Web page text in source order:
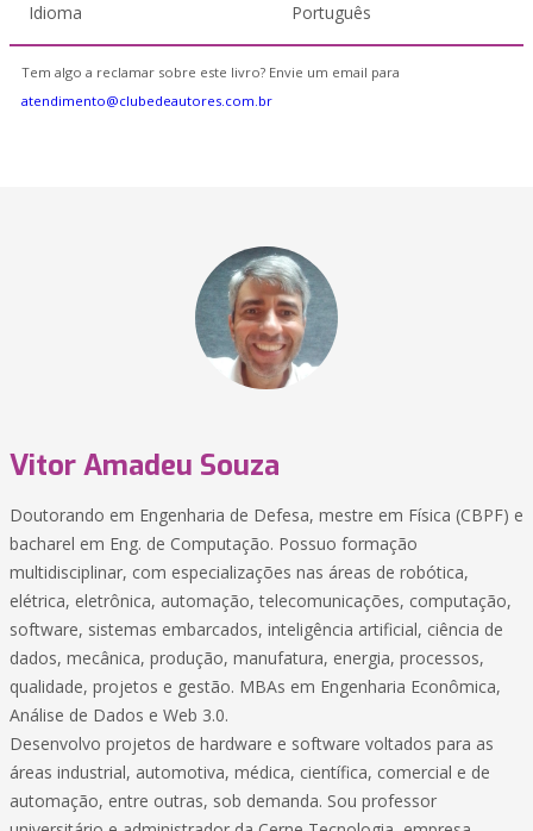
Idioma Português
Tem algo a reclamar sobre este livro? Envie um email para
atendimento@clubedeautores.com.br
Vitor Amadeu Souza
Doutorando em Engenharia de Defesa, mestre em Física (CBPF) e
bacharel em Eng. de Computação. Possuo formação
multidisciplinar, com especializações nas áreas de robótica,
elétrica, eletrônica, automação, telecomunicações, computação,
software, sistemas embarcados, inteligência artificial, ciência de
dados, mecânica, produção, manufatura, energia, processos,
qualidade, projetos e gestão. MBAs em Engenharia Econômica,
Análise de Dados e Web 3.0.
Desenvolvo projetos de hardware e software voltados para as
áreas industrial, automotiva, médica, científica, comercial e de
automação, entre outras, sob demanda. Sou professor